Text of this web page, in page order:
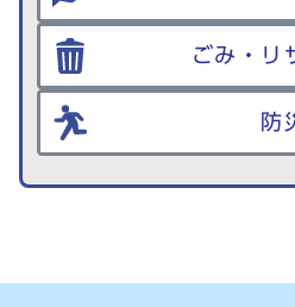
ごみ・リ
防